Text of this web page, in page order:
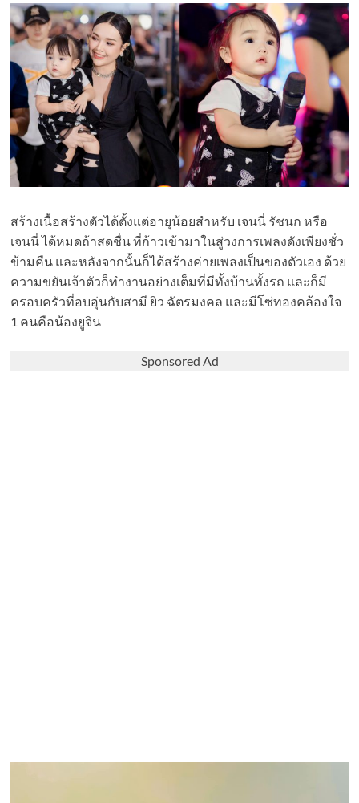
สร้างเนื้อสร้างตัวได้ตั้งแต่อายุน้อยสำหรับ เจนนี่ รัชนก หรือ
เจนนี่ ได้หมดถ้าสดชื่น ที่ก้าวเข้ามาในสู่วงการเพลงดังเพียงชั่ว
ข้ามคืน และหลังจากนั้นก็ได้สร้างค่ายเพลงเป็นของตัวเอง ด้วย
ความขยันเจ้าตัวก็ทำงานอย่างเต็มที่มีทั้งบ้านทั้งรถ และก็มี
ครอบครัวที่อบอุ่นกับสามี ยิว ฉัตรมงคล และมีโซ่ทองคล้องใจ
1 คนคือน้องยูจิน
Sponsored Ad